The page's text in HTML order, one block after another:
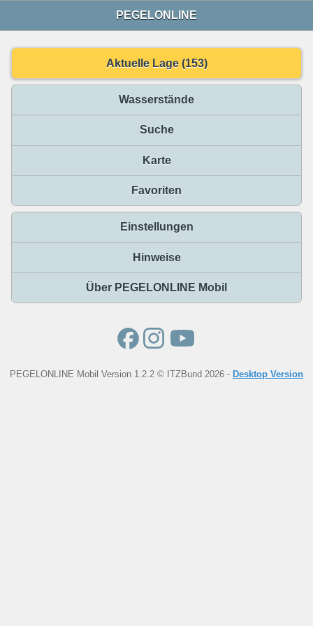
PEGELONLINE
Aktuelle Lage (153)
Wasserstände
Suche
Karte
Favoriten
Einstellungen
Hinweise
Über PEGELONLINE Mobil
PEGELONLINE Mobil Version 1.2.2 © ITZBund 2026 - Desktop Version